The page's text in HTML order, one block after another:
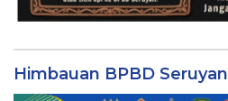
Himbauan BPBD Seruyan